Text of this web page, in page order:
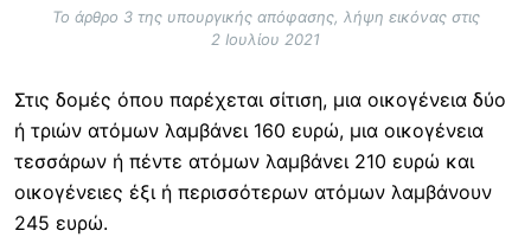
Το άρθρο 3 της υπουργικής απόφασης, λήψη εικόνας στις
2 Ιουλίου 2021
Στις δομές όπου παρέχεται σίτιση, μια οικογένεια δύο
ή τριών ατόμων λαμβάνει 160 ευρώ, μια οικογένεια
τεσσάρων ή πέντε ατόμων λαμβάνει 210 ευρώ και
οικογένειες έξι ή περισσότερων ατόμων λαμβάνουν
245 ευρώ.